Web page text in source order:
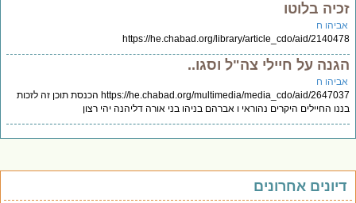
בלוטו
ח
https://he.chabad.org/library/article_cdo/aid/
על חיילי צה"ל וסגו..
ח
https://he.chabad.org/multimedia/media_cdo/aid/2647037 הכנסת תוכן זה לזכות
החיילים היקרים נהוראי ו אברהם בניהו בני אורה דליהנה יהי רצון
אחרונים